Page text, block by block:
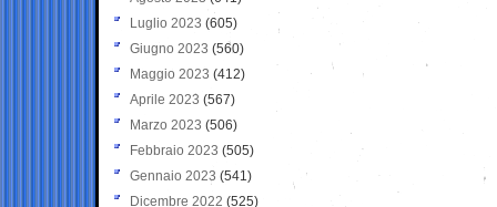
Luglio 2023 (605)
Giugno 2023 (560)
Maggio 2023 (412)
Aprile 2023 (567)
Marzo 2023 (506)
Febbraio 2023 (505)
Gennaio 2023 (541)
Dicembre 2022 (525)